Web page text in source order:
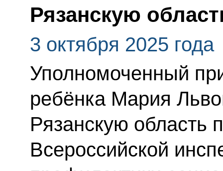
Рязанскую
3 октября 2025 года
Уполномоченный
ребёнка Мария
Рязанскую область
Всероссийской